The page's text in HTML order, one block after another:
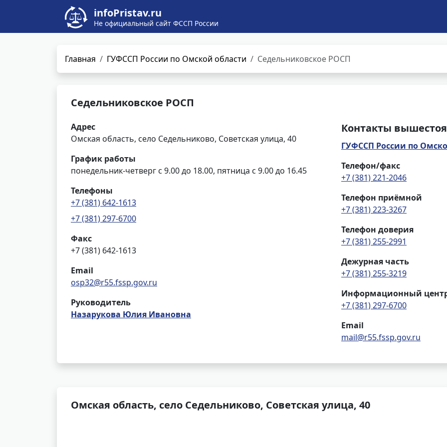
infoPristav.ru
Не официальный сайт ФССП России
Главная ГУФССП России по Омской области Седельниковское РОСП
Седельниковское РОСП
Адрес
Омская область, село Седельниково, Советская улица, 40
График работы
понедельник-четверг с 9.00 до 18.00, пятница с 9.00 до 16.45
Телефоны
+7 (381) 642-1613
+7 (381) 297-6700
Факс
+7 (381) 642-1613
Email
osp32@r55.fssp.gov.ru
Руководитель
Назарукова Юлия Ивановна
Контакты
ГУФССП России по
Телефон/факс
+7 (381) 221-2046
Телефон приёмной
+7 (381) 223-3267
Телефон доверия
+7 (381) 255-2991
Дежурная часть
+7 (381) 255-3219
Информационный
+7 (381) 297-6700
Email
mail@r55.fssp.gov.ru
Омская область, село Седельниково, Советская улица, 40